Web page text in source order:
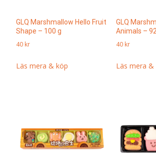
GLQ Marshmallow Hello Fruit
Shape – 100 g
40 kr
Läs mera & köp
GLQ
Animals –
40 kr
Läs mera &